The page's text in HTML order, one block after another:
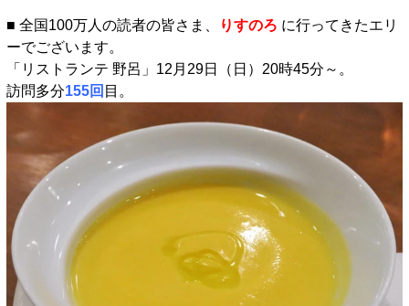
■ 全国100万人の読者の皆さま、 りすのろ に行ってきたエリ
ーでございます。
「リストランテ 野呂」12月29日（日）20時45分～。
訪問多分155回 目。